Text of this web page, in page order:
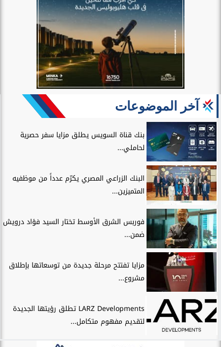
آخر الموضوعات
بنك قناة السويس يطلق مزايا سفر حصرية
لحاملي...
البنك الزراعي المصري يكرّم عدداً من موظفيه
المتميزين...
فوربس الشرق الأوسط تختار السيد فؤاد درويش
ضمن...
مزايا تفتتح مرحلة جديدة من توسعاتها بإطلاق
مشروع...
LARZ Developments تطلق رؤيتها الجديدة
لتقديم مفهوم متكامل...